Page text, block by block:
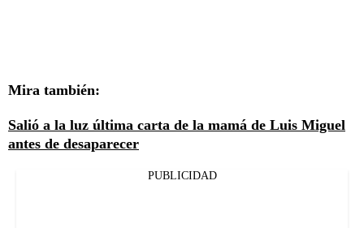
Mira también:
Salió a la luz última carta de la mamá de Luis Miguel
antes de desaparecer
PUBLICIDAD